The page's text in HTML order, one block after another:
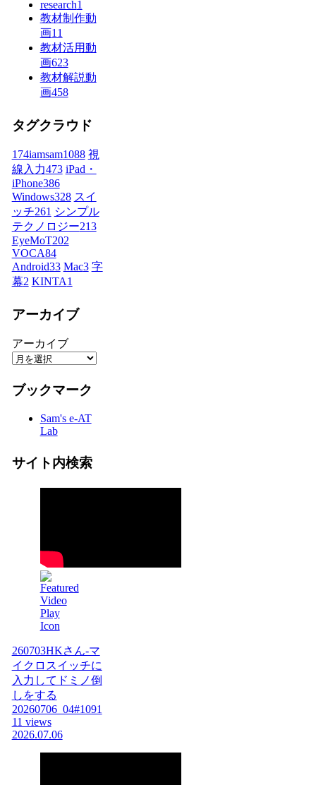
research1
教材制作動
画11
教材活用動
画623
教材解説動
画458
タグクラウド
174iamsam1088 視
線入力473 iPad・
iPhone386
Windows328 スイ
ッチ261 シンプル
テクノロジー213
EyeMoT202
VOCA84
Android33 Mac3 字
幕2 KINTA1
アーカイブ
アーカイブ
ブックマーク
Sam's e-AT
Lab
サイト内検索
260703HKさん-マ
イクロスイッチに
入力してドミノ倒
しをする
20260706_04#1091
11 views
2026.07.06